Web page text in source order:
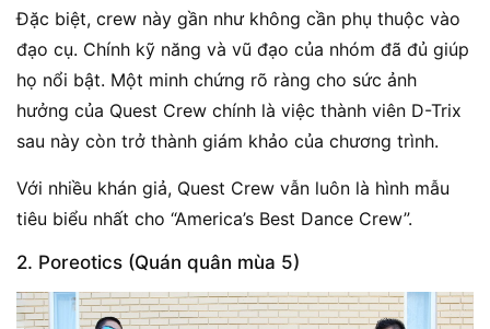
Đặc biệt, crew này gần như không cần phụ thuộc vào
đạo cụ. Chính kỹ năng và vũ đạo của nhóm đã đủ giúp
họ nổi bật. Một minh chứng rõ ràng cho sức ảnh
hưởng của Quest Crew chính là việc thành viên D-Trix
sau này còn trở thành giám khảo của chương trình.
Với nhiều khán giả, Quest Crew vẫn luôn là hình mẫu
tiêu biểu nhất cho “America’s Best Dance Crew”.
2. Poreotics (Quán quân mùa 5)